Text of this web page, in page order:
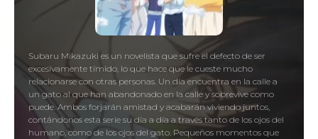
Subaru Mikazuki es un novelista que sufre el defecto de ser
excesivamente tímido, lo que hace que le cueste mucho
relacionarse con otras personas. Un día encuentra en la calle a
un gato al que han abandonado en la calle y sobrevive como
puede. Ambos forjarán amistad y acabarán viviendo juntos,
contándonos esta serie su día a día a través tanto de los ojos del
humano, como de los ojos del gato. Pequeños momentos que